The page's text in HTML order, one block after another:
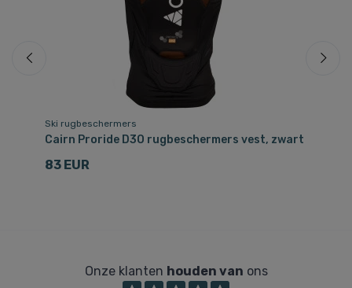
Ski rugbeschermers
Cairn Proride D3O rugbeschermers vest, zwart
83 EUR
Onze klanten houden van ons